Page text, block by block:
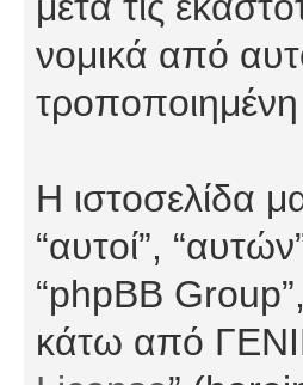
νομικά από
Η ιστοσελίδα
“αυτοί”,
“phpBB
κάτω από